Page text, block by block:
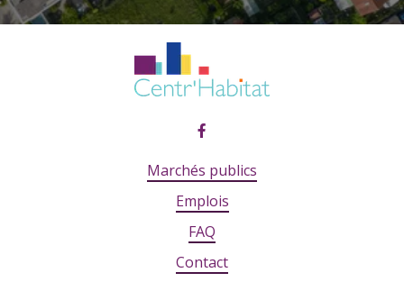
Marchés publics
Emplois
FAQ
Contact